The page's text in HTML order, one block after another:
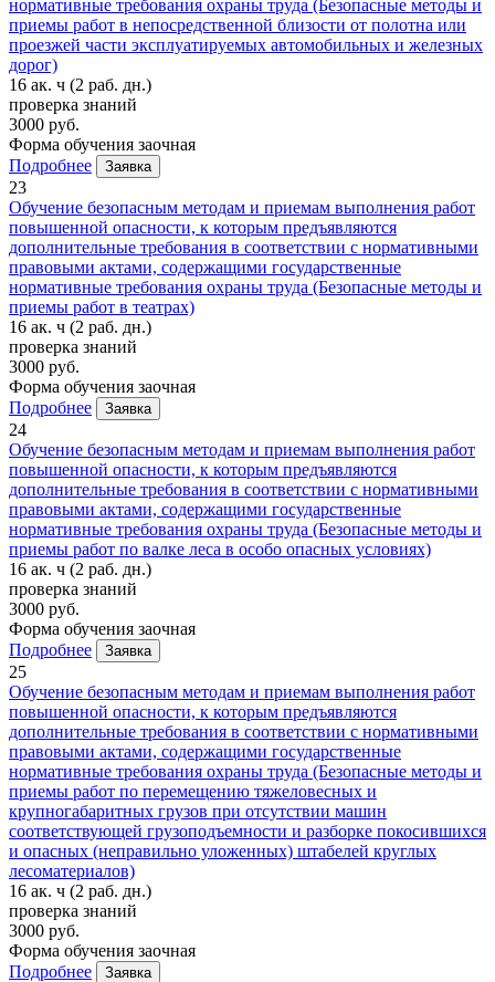
нормативные требования охраны труда (Безопасные методы и
приемы работ в непосредственной близости от полотна или
проезжей части эксплуатируемых автомобильных и железных
дорог)
16 ак. ч (2 раб. дн.)
проверка знаний
3000 руб.
Форма обучения заочная
Подробнее
Заявка
23
Обучение безопасным методам и приемам выполнения работ
повышенной опасности, к которым предъявляются
дополнительные требования в соответствии с нормативными
правовыми актами, содержащими государственные
нормативные требования охраны труда (Безопасные методы и
приемы работ в театрах)
16 ак. ч (2 раб. дн.)
проверка знаний
3000 руб.
Форма обучения заочная
Подробнее
Заявка
24
Обучение безопасным методам и приемам выполнения работ
повышенной опасности, к которым предъявляются
дополнительные требования в соответствии с нормативными
правовыми актами, содержащими государственные
нормативные требования охраны труда (Безопасные методы и
приемы работ по валке леса в особо опасных условиях)
16 ак. ч (2 раб. дн.)
проверка знаний
3000 руб.
Форма обучения заочная
Подробнее
Заявка
25
Обучение безопасным методам и приемам выполнения работ
повышенной опасности, к которым предъявляются
дополнительные требования в соответствии с нормативными
правовыми актами, содержащими государственные
нормативные требования охраны труда (Безопасные методы и
приемы работ по перемещению тяжеловесных и
крупногабаритных грузов при отсутствии машин
соответствующей грузоподъемности и разборке покосившихся
и опасных (неправильно уложенных) штабелей круглых
лесоматериалов)
16 ак. ч (2 раб. дн.)
проверка знаний
3000 руб.
Форма обучения заочная
Подробнее
Заявка